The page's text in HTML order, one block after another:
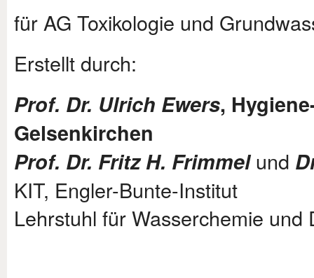
für AG Toxikologie und
Erstellt durch:
Prof. Dr. Ulrich Ewers,
Gelsenkirchen
Prof. Dr. Fritz H. Frimmelund
KIT, Engler-Bunte-Institut
Lehrstuhl für Wasserchemie